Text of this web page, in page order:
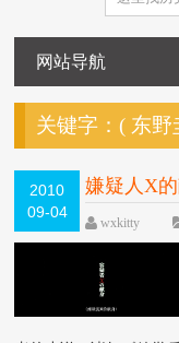
网站导航
关键字：( 东野
2010
09-04
嫌疑人X
wxkitty